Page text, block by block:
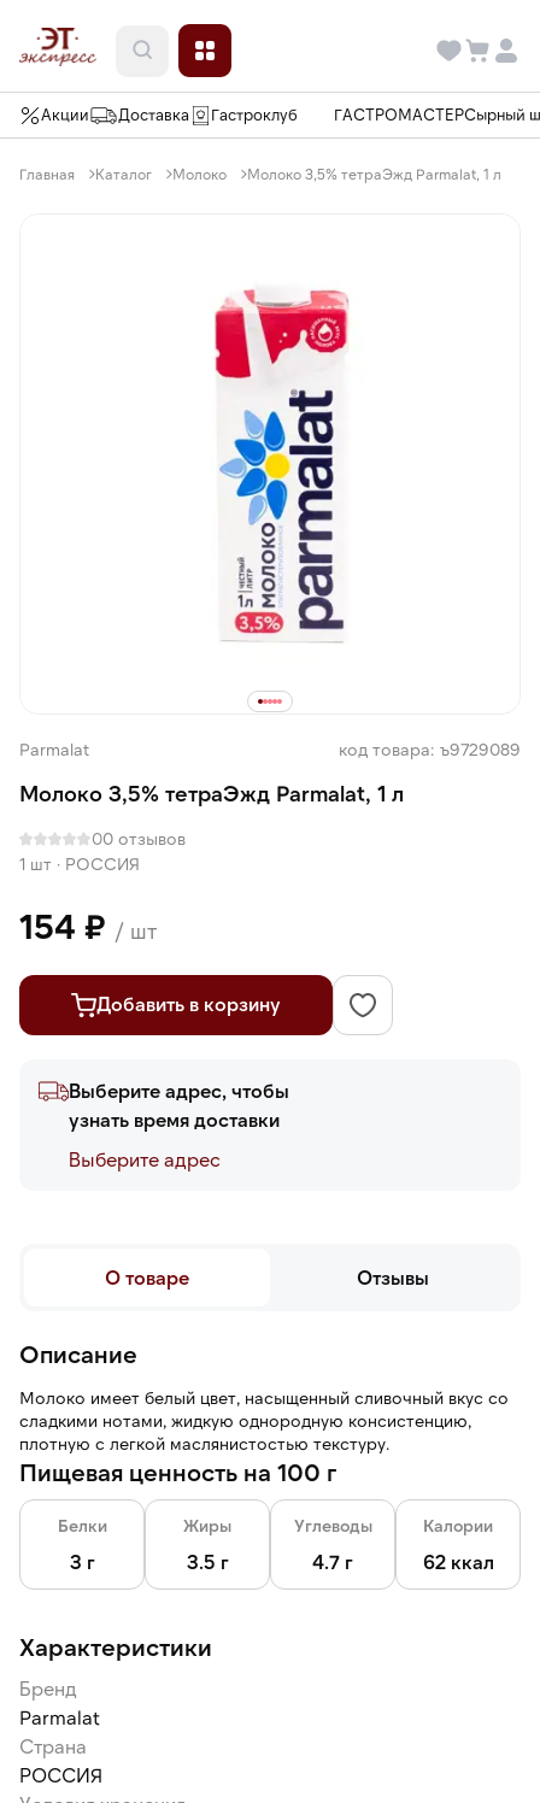
Акции Доставка Гастроклуб ГАСТРОМАСТЕРСырный
Главная Каталог Молоко Молоко 3,5% тетраЭжд Parmalat, 1 л
Parmalat код товара: ъ9729089
Молоко 3,5% тетраЭжд Parmalat, 1 л
00 отзывов
1 шт · РОССИЯ
154 ₽ / шт
Добавить в корзину
Выберите адрес, чтобы
узнать время доставки
Выберите адреc
О товаре Отзывы
Описание
Молоко имеет белый цвет, насыщенный сливочный вкус со
сладкими нотами, жидкую однородную консистенцию,
плотную с легкой маслянистостью текстуру.
Пищевая ценность на 100 г
Белки
3 г
Жиры
3.5 г
Углеводы
4.7 г
Калории
62 ккал
Характеристики
Бренд
Parmalat
Страна
РОССИЯ